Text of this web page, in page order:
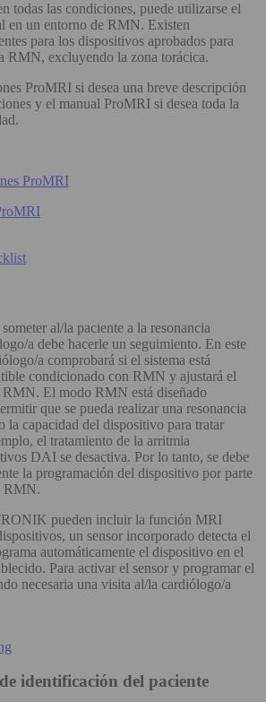
todas las condiciones, puede utilizarse el
en un entorno de RMN. Existen
para los dispositivos aprobados para
RMN, excluyendo la zona torácica.
ProMRI si desea una breve descripción
y el manual ProMRI si desea toda la
ProMRI
al/la paciente a la resonancia
a debe hacerle un seguimiento. En este
a comprobará si el sistema está
condicionado con RMN y ajustará el
El modo RMN está diseñado
que se pueda realizar una resonancia
la capacidad del dispositivo para tratar
el tratamiento de la arritmia
DAI se desactiva. Por lo tanto, se debe
la programación del dispositivo por parte
RMN.
pueden incluir la función MRI
un sensor incorporado detecta el
automáticamente el dispositivo en el
Para activar el sensor y programar el
necesaria una visita al/la cardiólogo/a
identificación del paciente